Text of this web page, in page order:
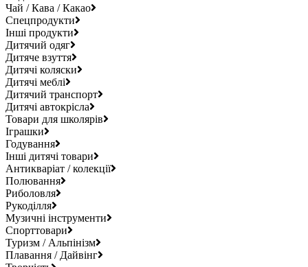
Чай / Кава / Какао
Спецпродукти
Інші продукти
Дитячий одяг
Дитяче взуття
Дитячі коляски
Дитячі меблі
Дитячий транспорт
Дитячі автокрісла
Товари для школярів
Іграшки
Годування
Інші дитячі товари
Антикваріат / колекції
Полювання
Риболовля
Рукоділля
Музичні інструменти
Спорттовари
Туризм / Альпінізм
Плавання / Дайвінг